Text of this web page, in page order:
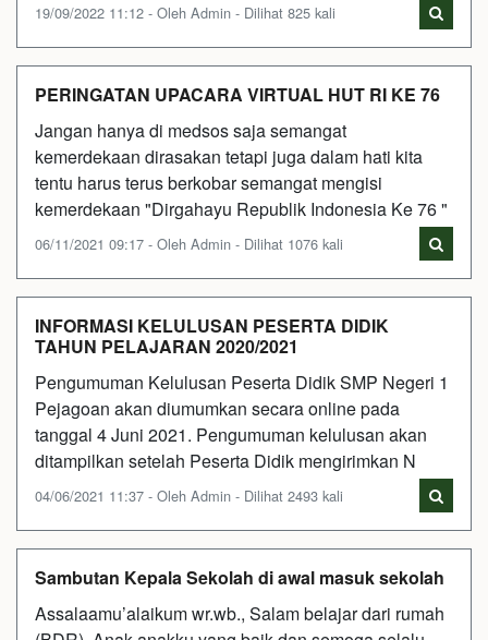
19/09/2022 11:12 - Oleh Admin - Dilihat 825 kali
PERINGATAN UPACARA VIRTUAL HUT RI KE 76
Jangan hanya di medsos saja semangat
kemerdekaan dirasakan tetapi juga dalam hati kita
tentu harus terus berkobar semangat mengisi
kemerdekaan "Dirgahayu Republik Indonesia Ke 76 "
06/11/2021 09:17 - Oleh Admin - Dilihat 1076 kali
INFORMASI KELULUSAN PESERTA DIDIK
TAHUN PELAJARAN 2020/2021
Pengumuman Kelulusan Peserta Didik SMP Negeri 1
Pejagoan akan diumumkan secara online pada
tanggal 4 Juni 2021. Pengumuman kelulusan akan
ditampilkan setelah Peserta Didik mengirimkan N
04/06/2021 11:37 - Oleh Admin - Dilihat 2493 kali
Sambutan Kepala Sekolah di awal masuk sekolah
Assalaamu’alaikum wr.wb., Salam belajar dari rumah